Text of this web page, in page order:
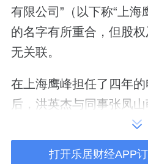
有限公司”（以下称“上海
的名字有所重合，但股
无关联。
在上海鹰峰担任了四年
后，洪英杰与同事张凤山
子科技有限公司”（以下
打开乐居财经APP